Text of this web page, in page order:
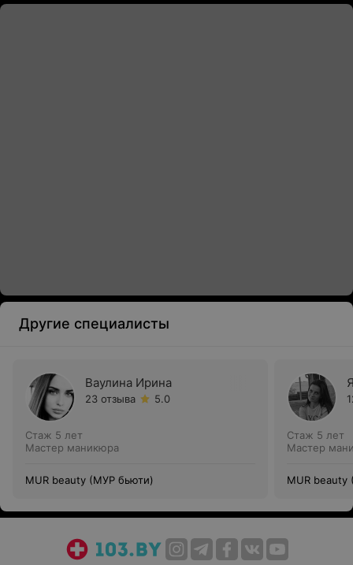
Другие специалисты
Ваулина Ирина
23 отзыва 5.0
Стаж 5 лет
Мастер маникюра
MUR beauty (МУР бьюти)
Стаж 5 лет
Мастер
MUR